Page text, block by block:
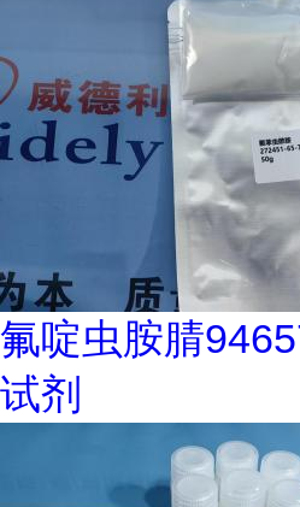
氟啶虫胺腈
试剂